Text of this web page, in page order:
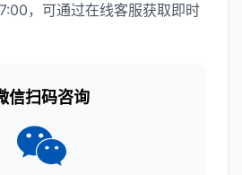
，可通过在线客服获取即时
信扫码咨询